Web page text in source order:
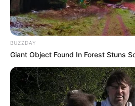
BUZZDAY
Giant Object Found In Forest Stuns